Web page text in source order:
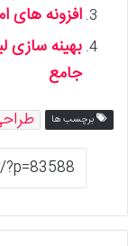
افزونه های
بهینه سازی
جامع
برچسب ها